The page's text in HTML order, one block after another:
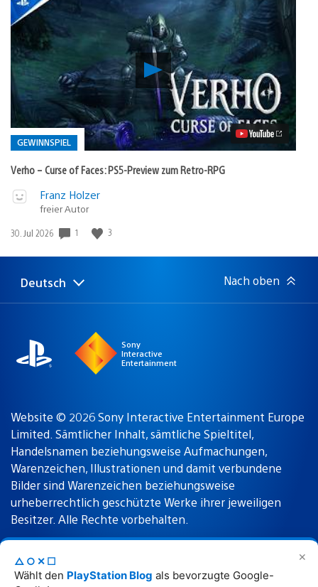
✕
△○✕☐
Wählt den PlayStation Blog als bevorzugte Google-
Verho
–
Curse
of
Faces:
PS5-
Preview
zum
Retro-
GEWINNSPIEL
Verho – Curse of Faces: PS5-Preview zum Retro-RPG
Veröffentlicht
Gewinnspiel
Franz Holzer
freier Autor
Veröffentlichungsdatum:
30. Jul 2026 1 3
Select
a
Aktuelle
Region:
Deutsch Nach oben
Sony
Interactive
Entertainment
Website © 2026 Sony Interactive Entertainment Europe
Limited. Sämtlicher Inhalt, sämtliche Spieltitel,
Handelsnamen beziehungsweise Aufmachungen,
Warenzeichen, Illustrationen und damit verbundene
Bilder sind Warenzeichen beziehungsweise
urheberrechtlich geschützte Werke ihrer jeweiligen
Besitzer. Alle Rechte vorbehalten.
Nutzungsbedingungen Datenschutzrichtlinie